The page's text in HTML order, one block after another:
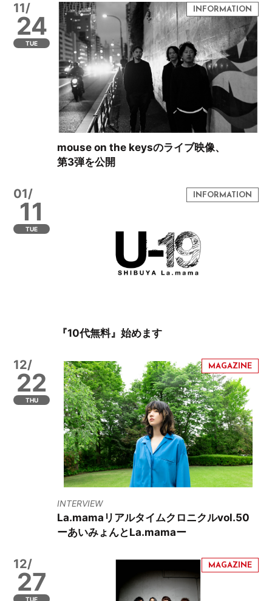
11/
24
TUE
mouse on the keysのライブ映像、
第3弾を公開
01/
11
TUE
『10代無料』始めます
12/
22
THU
INTERVIEW
La.mamaリアルタイムクロニクルvol.50
ーあいみょんとLa.mamaー
12/
27
TUE